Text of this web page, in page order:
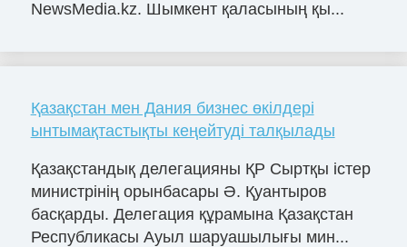
NewsMedia.kz. Шымкент қаласының қы...
Қазақстан мен Дания бизнес өкілдері
ынтымақтастықты кеңейтуді талқылады
Қазақстандық делегацияны ҚР Сыртқы істер
министрінің орынбасары Ә. Қуантыров
басқарды. Делегация құрамына Қазақстан
Республикасы Ауыл шаруашылығы мин...